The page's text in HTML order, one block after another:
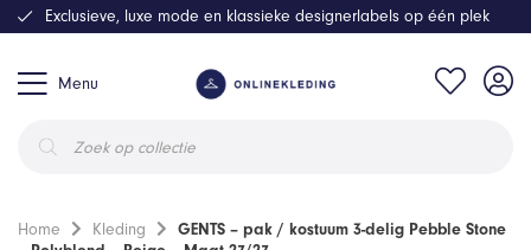
Menu
zoeken
Exclusieve, luxe mode en klassieke designerlabels op één plek
Home Kleding
GENTS – pak / kostuum 3-delig Pebble Stone